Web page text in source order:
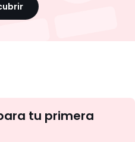
te
para tu primera